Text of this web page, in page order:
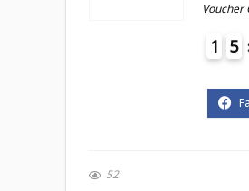
Voucher
1 5
52